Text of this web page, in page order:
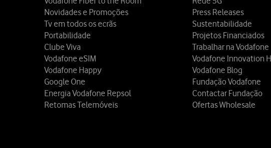
Novidades e Promoções
Tv em todos os ecrãs
Portabilidade
Clube Viva
Vodafone eSIM
Vodafone Happy
Google One
Energia Vodafone Repsol
Retomas Telemóveis
Press Releases
Sustentabilidade
Projetos Financiados
Trabalhar na Vodafone
Vodafone Innovation
Vodafone Blog
Fundação Vodafone
Contactar Fundação
Ofertas Wholesale